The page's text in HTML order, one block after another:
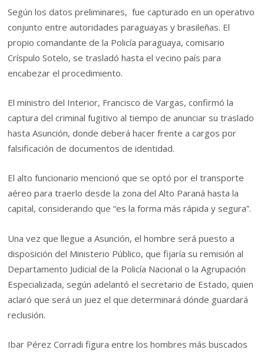
Según los datos preliminares, fue capturado en un operativo
conjunto entre autoridades paraguayas y brasileñas. El
propio comandante de la Policía paraguaya, comisario
Críspulo Sotelo, se trasladó hasta el vecino país para
encabezar el procedimiento.
El ministro del Interior, Francisco de Vargas, confirmó la
captura del criminal fugitivo al tiempo de anunciar su traslado
hasta Asunción, donde deberá hacer frente a cargos por
falsificación de documentos de identidad.
El alto funcionario mencionó que se optó por el transporte
aéreo para traerlo desde la zona del Alto Paraná hasta la
capital, considerando que “es la forma más rápida y segura”.
Una vez que llegue a Asunción, el hombre será puesto a
disposición del Ministerio Público, que fijaría su remisión al
Departamento Judicial de la Policía Nacional o la Agrupación
Especializada, según adelantó el secretario de Estado, quien
aclaró que será un juez el que determinará dónde guardará
reclusión.
Ibar Pérez Corradi figura entre los hombres más buscados